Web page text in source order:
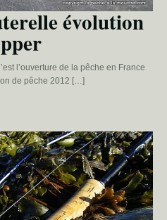
évolution
l’ouverture de la pêche en France
de pêche 2012 […]